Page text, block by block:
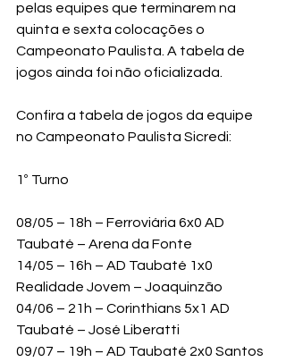
pelas equipes que terminarem na
quinta e sexta colocações o
Campeonato Paulista. A tabela de
jogos ainda foi não oficializada.
Confira a tabela de jogos da equipe
no Campeonato Paulista Sicredi:
1º Turno
08/05 – 18h – Ferroviária 6x0 AD
Taubaté – Arena da Fonte
14/05 – 16h – AD Taubaté 1x0
Realidade Jovem – Joaquinzão
04/06 – 21h – Corinthians 5x1 AD
Taubaté – José Liberatti
09/07 – 19h – AD Taubaté 2x0 Santos